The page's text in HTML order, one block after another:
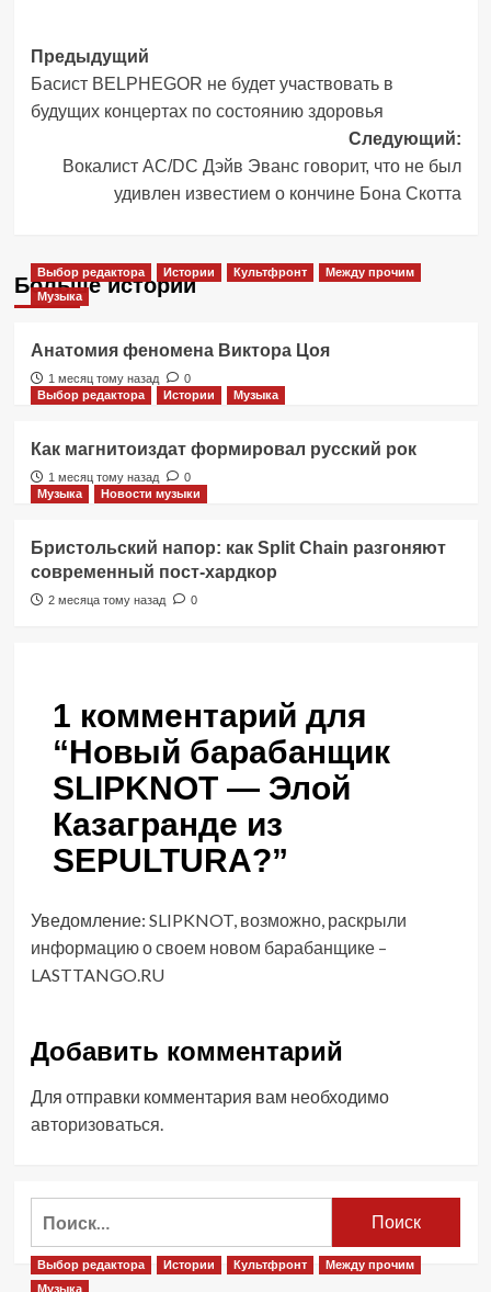
Навигация
записи
Предыдущий
Басист BELPHEGOR не будет участвовать в
будущих концертах по состоянию здоровья
Следующий:
Вокалист AC/DC Дэйв Эванс говорит, что не был
удивлен известием о кончине Бона Скотта
Больше историй
Выбор редактора Истории Культфронт
Между прочим
Музыка
Анатомия феномена Виктора Цоя
1 месяц тому назад
0
Выбор редактора
Истории Музыка
Как магнитоиздат формировал русский рок
1 месяц тому назад
0
Музыка
Новости музыки
Бристольский напор: как Split Chain разгоняют
современный пост-хардкор
2 месяца тому назад 0
1 комментарий для
“Новый барабанщик
SLIPKNOT — Элой
Казагранде из
SEPULTURA?”
Уведомление: SLIPKNOT, возможно, раскрыли
информацию о своем новом барабанщике –
LASTTANGO.RU
Добавить комментарий
Для отправки комментария вам необходимо
авторизоваться
Выбор редактора Истории Культфронт
Между прочим
Музыка